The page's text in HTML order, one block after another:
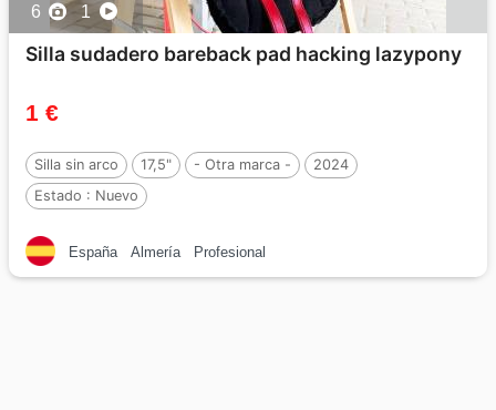
6 1
Silla sudadero bareback pad hacking lazypony
1 €
Silla sin arco 17,5" - Otra marca -
2024
Estado : Nuevo
España Almería Profesional